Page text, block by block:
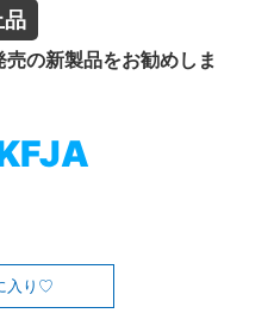
の新製品をお勧めしま
入り